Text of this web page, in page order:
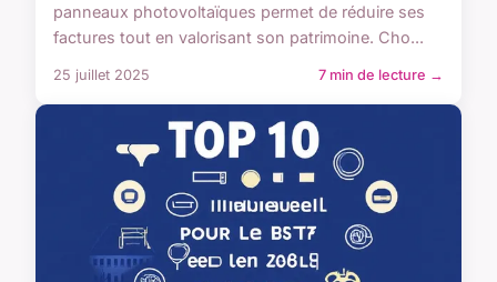
panneaux photovoltaïques permet de réduire ses
factures tout en valorisant son patrimoine. Cho...
25 juillet 2025 7 min de lecture →